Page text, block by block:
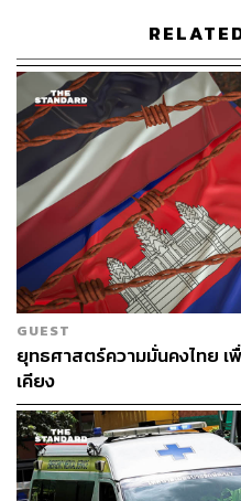
กว้างขวางในไทย และด้วยค
เขาต้องเผชิญกับโทษจำคุกก
จน์เรียกร้องให้ปฏิรูปสถาบันฯ
นอกจากนี้ รายงานของ
ม.112 ที่เพิ่มขึ้นอย่างชัดเจน
รวมถึงอานนท์ และอีกหลาย
พร้อมกันนี้ยังเผยแพร่บทสัมภ
วิชาการชาวอเมริกันและอา
มหาวิทยาลัยนเรศวร ซึ่งเป็น
สัมพันธ์ระหว่างพลเรือนแล
ม.112 และถูกปฏิเสธการปร
ว่ากลัวมากขณะอยู่ในเรือนจำ
ว่าจะถูกจับหรือดำเนินคดี ม
พิมพ์อะไรเกี่ยวกับสถาบันฯ เล
มาก” และ “เห็นได้ชัดว่ามีค
ชอบเพื่อมาเล่นงานเขา”
GUEST
ยุทธศาสตร์ความมั่นคงไทย เ
เคียง